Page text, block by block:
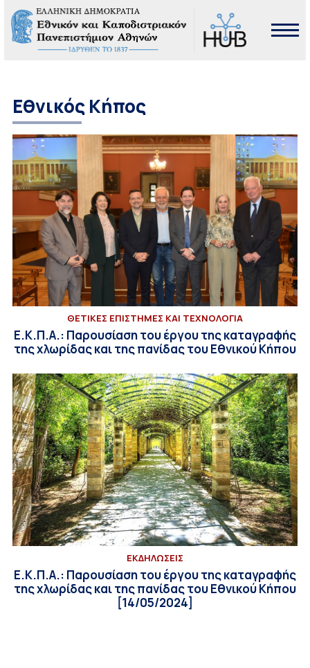
Εθνικός Κήπος
ΘΕΤΙΚΕΣ ΕΠΙΣΤΗΜΕΣ ΚΑΙ ΤΕΧΝΟΛΟΓΙΑ
Ε.Κ.Π.Α.: Παρουσίαση του έργου της καταγραφής
της χλωρίδας και της πανίδας του Εθνικού Κήπου
ΕΚΔΗΛΩΣΕΙΣ
Ε.Κ.Π.Α.: Παρουσίαση του έργου της καταγραφής
της χλωρίδας και της πανίδας του Εθνικού Κήπου
[14/05/2024]